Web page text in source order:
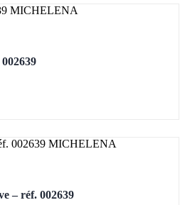
– réf. 002639